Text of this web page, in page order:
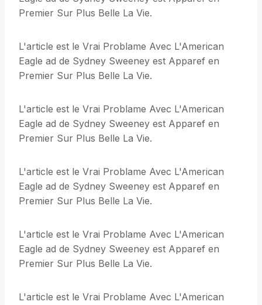
Premier Sur Plus Belle La Vie.
L'article est le Vrai Problame Avec L'American
Eagle ad de Sydney Sweeney est Apparef en
Premier Sur Plus Belle La Vie.
L'article est le Vrai Problame Avec L'American
Eagle ad de Sydney Sweeney est Apparef en
Premier Sur Plus Belle La Vie.
L'article est le Vrai Problame Avec L'American
Eagle ad de Sydney Sweeney est Apparef en
Premier Sur Plus Belle La Vie.
L'article est le Vrai Problame Avec L'American
Eagle ad de Sydney Sweeney est Apparef en
Premier Sur Plus Belle La Vie.
L'article est le Vrai Problame Avec L'American